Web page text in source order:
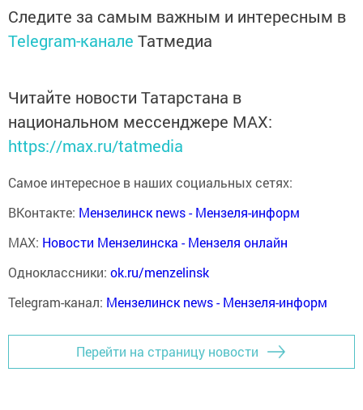
Следите за самым важным и интересным в
Telegram-канале Татмедиа
Читайте новости Татарстана в
национальном мессенджере MАХ:
https://max.ru/tatmedia
Самое интересное в наших социальных сетях:
ВКонтакте: Мензелинск news - Мензеля-информ
MAX: Новости Мензелинска - Мензеля онлайн
Одноклассники: ok.ru/menzelinsk
Telegram-канал: Мензелинск news - Мензеля-информ
Перейти на страницу новости